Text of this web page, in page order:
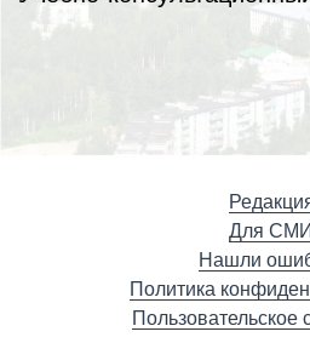
Для СМИ
Нашли
Политика
Пользовательское